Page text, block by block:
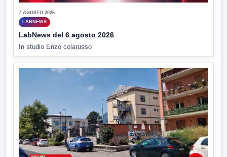
7 AGOSTO 2026
LABNEWS
LabNews del 6 agosto 2026
In studio Enzo colarusso